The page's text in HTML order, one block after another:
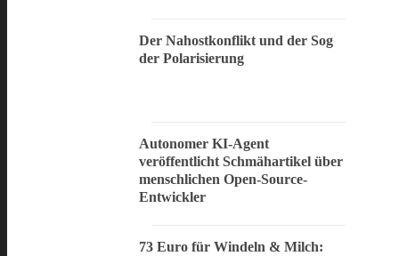
Der Nahostkonflikt und der Sog
der Polarisierung
Autonomer KI-Agent
veröffentlicht Schmähartikel über
menschlichen Open-Source-
Entwickler
73 Euro für Windeln & Milch: